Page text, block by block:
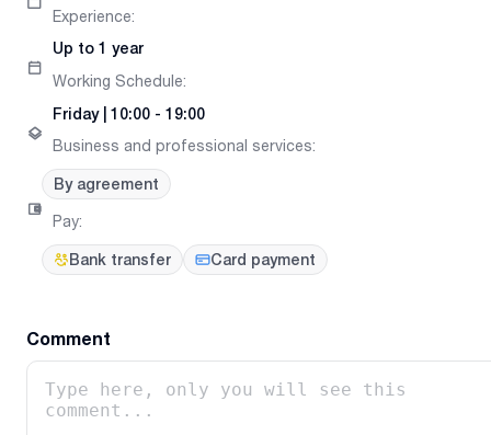
Experience:
Up to 1 year
Working Schedule:
Friday| 10:00 - 19:00
Business and professional services:
By agreement
Pay:
Bank transfer Card payment
Comment